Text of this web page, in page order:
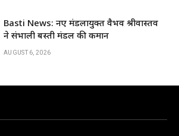
Basti News: नए मंडलायुक्त वैभव श्रीवास्तव
ने संभाली बस्ती मंडल की कमान
AUGUST 6, 2026